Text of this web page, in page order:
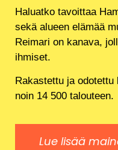
Haluatko tavoittaa
sekä alueen elämää
Reimari on kanava,
ihmiset.
Rakastettu ja
noin 14 500 talouteen.
Lue lisää